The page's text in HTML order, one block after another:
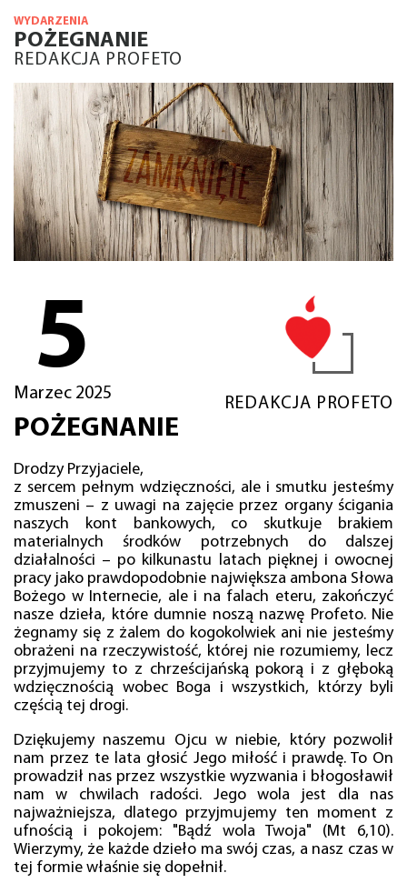
WYDARZENIA
POŻEGNANIE
REDAKCJA PROFETO
5
Marzec 2025
REDAKCJA PROFETO
POŻEGNANIE
Drodzy Przyjaciele,
z sercem pełnym wdzięczności, ale i smutku jesteśmy
zmuszeni – z uwagi na zajęcie przez organy ścigania
naszych kont bankowych, co skutkuje brakiem
materialnych środków potrzebnych do dalszej
działalności – po kilkunastu latach pięknej i owocnej
pracy jako prawdopodobnie największa ambona Słowa
Bożego w Internecie, ale i na falach eteru, zakończyć
nasze dzieła, które dumnie noszą nazwę Profeto. Nie
żegnamy się z żalem do kogokolwiek ani nie jesteśmy
obrażeni na rzeczywistość, której nie rozumiemy, lecz
przyjmujemy to z chrześcijańską pokorą i z głęboką
wdzięcznością wobec Boga i wszystkich, którzy byli
częścią tej drogi.
Dziękujemy naszemu Ojcu w niebie, który pozwolił
nam przez te lata głosić Jego miłość i prawdę. To On
prowadził nas przez wszystkie wyzwania i błogosławił
nam w chwilach radości. Jego wola jest dla nas
najważniejsza, dlatego przyjmujemy ten moment z
ufnością i pokojem: "Bądź wola Twoja" (Mt 6,10).
Wierzymy, że każde dzieło ma swój czas, a nasz czas w
tej formie właśnie się dopełnił.